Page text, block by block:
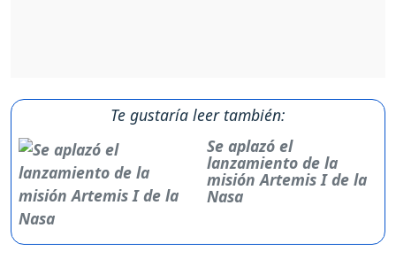
Te gustaría leer también:
Se aplazó el
lanzamiento de la
misión Artemis I de la
Nasa